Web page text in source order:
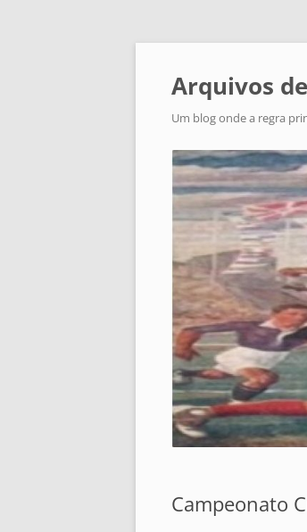
Arquivos
Um blog onde a regra
Campeonato